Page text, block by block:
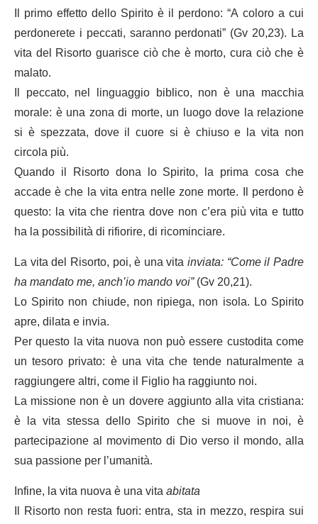
Il primo effetto dello Spirito è il perdono: “A coloro a cui
perdonerete i peccati, saranno perdonati” (Gv 20,23). La
vita del Risorto guarisce ciò che è morto, cura ciò che è
malato.
Il peccato, nel linguaggio biblico, non è una macchia
morale: è una zona di morte, un luogo dove la relazione
si è spezzata, dove il cuore si è chiuso e la vita non
circola più.
Quando il Risorto dona lo Spirito, la prima cosa che
accade è che la vita entra nelle zone morte. Il perdono è
questo: la vita che rientra dove non c’era più vita e tutto
ha la possibilità di rifiorire, di ricominciare.
La vita del Risorto, poi, è una vitainviata:“Come il Padre
ha mandato me, anch’io mando voi”(Gv 20,21).
Lo Spirito non chiude, non ripiega, non isola. Lo Spirito
apre, dilata e invia.
Per questo la vita nuova non può essere custodita come
un tesoro privato: è una vita che tende naturalmente a
raggiungere altri, come il Figlio ha raggiunto noi.
La missione non è un dovere aggiunto alla vita cristiana:
è la vita stessa dello Spirito che si muove in noi, è
partecipazione al movimento di Dio verso il mondo, alla
sua passione per l’umanità.
Infine, la vita nuova è una vitaabitata
Il Risorto non resta fuori: entra, sta in mezzo, respira sui